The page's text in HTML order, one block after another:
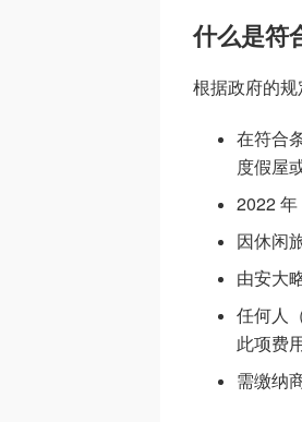
什么是符
根据政府的规
在符合
度假屋
2022 年
因休闲
由安大
任何人
此项费
需缴纳